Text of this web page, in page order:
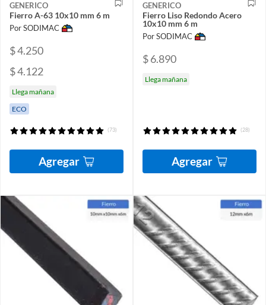
GENERICO
Fierro A-63 10x10 mm 6 m
Por SODIMAC
$ 4.250
$ 4.122
Llega mañana
ECO
(73)
Agregar
GENERICO
Fierro Liso Redondo Acero
10x10 mm 6 m
Por SODIMAC
$ 6.890
Llega mañana
(28)
Agregar